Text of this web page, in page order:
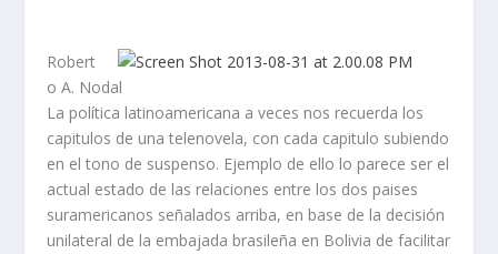
Robert
o A. Nodal
La política latinoamericana a veces nos recuerda los
capitulos de una telenovela, con cada capitulo subiendo
en el tono de suspenso. Ejemplo de ello lo parece ser el
actual estado de las relaciones entre los dos paises
suramericanos señalados arriba, en base de la decisión
unilateral de la embajada brasileña en Bolivia de facilitar